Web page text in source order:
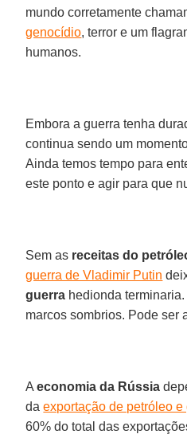
mundo corretamente
genocídio, terror e um
humanos.
Embora a guerra tenha
continua sendo um
Ainda temos tempo para
este ponto e agir para que
Sem as receitas do
guerra de Vladimir Putin
guerra hedionda
marcos sombrios. Pode ser
Aeconomia da Rússia
daexportação de petróleo e
60% do total das